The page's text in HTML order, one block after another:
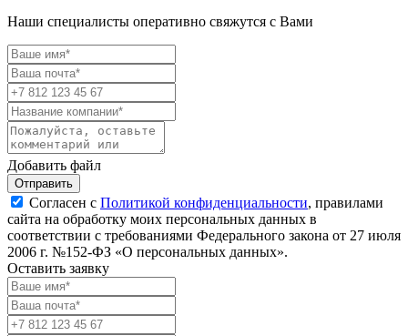
Наши специалисты оперативно свяжутся с Вами
Добавить файл
Отправить
Согласен с Политикой конфиденциальности, правилами
сайта на обработку моих персональных данных в
соответствии с требованиями Федерального закона от 27 июля
2006 г. №152-ФЗ «О персональных данных».
Оставить заявку